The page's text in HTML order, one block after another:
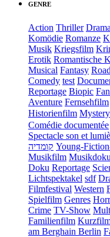
GENRE
Action Thriller Drama
Komödie Romanze
Musik Kriegsfilm
Erotik Romantische
Musical Fantasy
Comedy test
Reportage Biopic
Aventure Fernsehfilm
Historienfilm Mystery
Comédie documentée
Spectacle son et
קומדיה Young-
Musikfilm
Doku Reportage
Lichtspektakel sdf
Filmfestival Western
Spielfilm Genres
Crime TV-Show
Familienfilm
am Berghain Berlin